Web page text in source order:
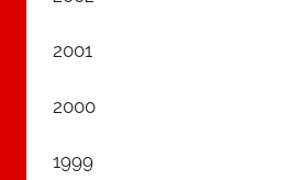
2001
2000
1999